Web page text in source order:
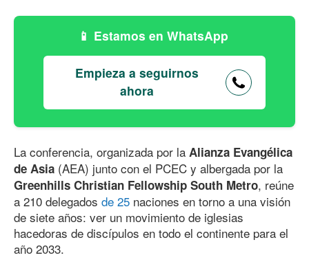
Estamos en WhatsApp
Empieza a seguirnos
ahora
La conferencia, organizada por la Alianza Evangélica
de Asia (AEA) junto con el PCEC y albergada por la
Greenhills Christian Fellowship South Metro, reúne
a 210 delegados de 25 naciones en torno a una visión
de siete años: ver un movimiento de iglesias
hacedoras de discípulos en todo el continente para el
año 2033.